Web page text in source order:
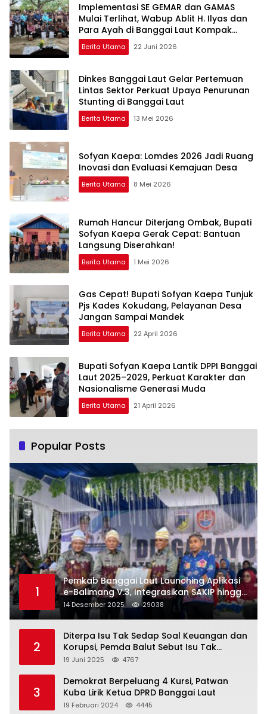
Implementasi SE GEMAR dan GAMAS
Mulai Terlihat, Wabup Ablit H. Ilyas dan
Para Ayah di Banggai Laut Kompak
Ambil Rapor Anak
Berita Utama 22 Juni 2026
Dinkes Banggai Laut Gelar Pertemuan
Lintas Sektor Perkuat Upaya Penurunan
Stunting di Banggai Laut
Berita Utama 13 Mei 2026
Sofyan Kaepa: Lomdes 2026 Jadi Ruang
Inovasi dan Evaluasi Kemajuan Desa
Berita Utama 8 Mei 2026
Rumah Hancur Diterjang Ombak, Bupati
Sofyan Kaepa Gerak Cepat: Bantuan
Langsung Diserahkan!
Berita Utama 1 Mei 2026
Gas Cepat! Bupati Sofyan Kaepa Tunjuk
Pjs Kades Kokudang, Pelayanan Desa
Jangan Sampai Mandek
Berita Utama 22 April 2026
Bupati Sofyan Kaepa Lantik DPPI Banggai
Laut 2025–2029, Perkuat Karakter dan
Nasionalisme Generasi Muda
Berita Utama 21 April 2026
Popular Posts
1
Pemkab Banggai Laut Launching Aplikasi
e-Balimang V.3, Integrasikan SAKIP hingga
Satu Data Layanan Publik
14 Desember 2025 29038
2
Diterpa Isu Tak Sedap Soal Keuangan dan
Korupsi, Pemda Balut Sebut Isu Tak
Berdasar
19 Juni 2025 4767
3
Demokrat Berpeluang 4 Kursi, Patwan
Kuba Lirik Ketua DPRD Banggai Laut
19 Februari 2024 4445